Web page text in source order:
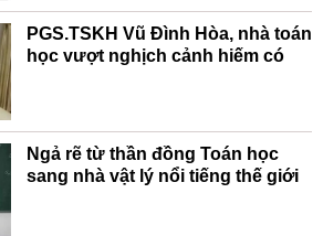
PGS.TSKH Vũ Đình Hòa, nhà toán
học vượt nghịch cảnh hiếm có
Ngả rẽ từ thần đồng Toán học
sang nhà vật lý nổi tiếng thế giới